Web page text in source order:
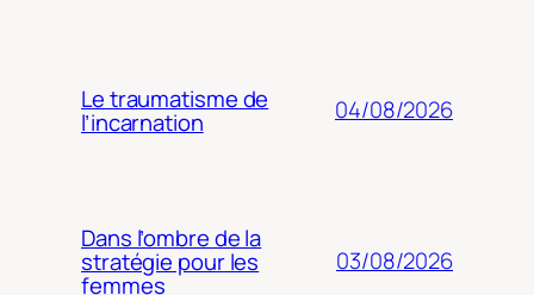
Le traumatisme de
l’incarnation 04/08/2026
Dans l’ombre de la
stratégie pour les
femmes
03/08/2026